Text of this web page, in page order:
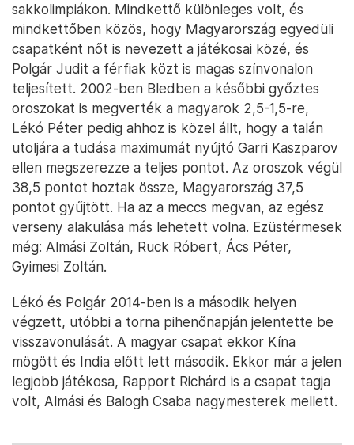
sakkolimpiákon. Mindkettő különleges volt, és
mindkettőben közös, hogy Magyarország egyedüli
csapatként nőt is nevezett a játékosai közé, és
Polgár Judit a férfiak közt is magas színvonalon
teljesített. 2002-ben Bledben a későbbi győztes
oroszokat is megverték a magyarok 2,5-1,5-re,
Lékó Péter pedig ahhoz is közel állt, hogy a talán
utoljára a tudása maximumát nyújtó Garri Kaszparov
ellen megszerezze a teljes pontot. Az oroszok végül
38,5 pontot hoztak össze, Magyarország 37,5
pontot gyűjtött. Ha az a meccs megvan, az egész
verseny alakulása más lehetett volna. Ezüstérmesek
még: Almási Zoltán, Ruck Róbert, Ács Péter,
Gyimesi Zoltán.
Lékó és Polgár 2014-ben is a második helyen
végzett, utóbbi a torna pihenőnapján jelentette be
visszavonulását. A magyar csapat ekkor Kína
mögött és India előtt lett második. Ekkor már a jelen
legjobb játékosa, Rapport Richárd is a csapat tagja
volt, Almási és Balogh Csaba nagymesterek mellett.